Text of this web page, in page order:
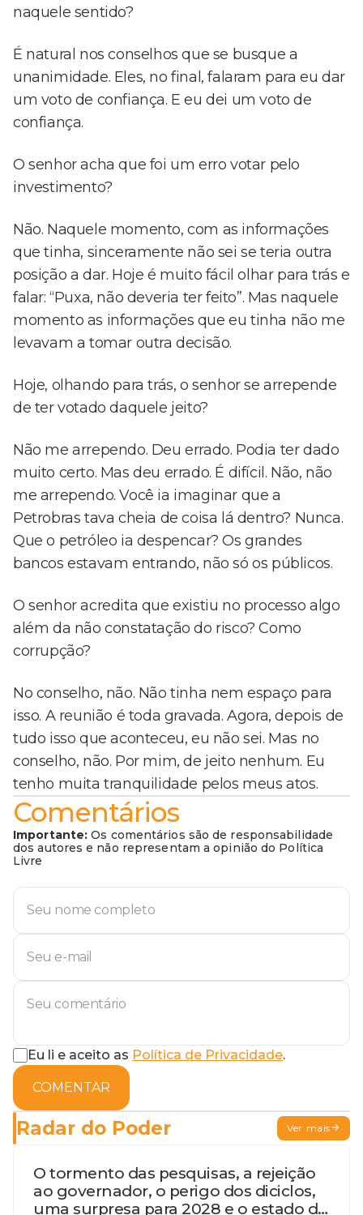
naquele sentido?
É natural nos conselhos que se busque a
unanimidade. Eles, no final, falaram para eu dar
um voto de confiança. E eu dei um voto de
confiança.
O senhor acha que foi um erro votar pelo
investimento?
Não. Naquele momento, com as informações
que tinha, sinceramente não sei se teria outra
posição a dar. Hoje é muito fácil olhar para trás e
falar: “Puxa, não deveria ter feito”. Mas naquele
momento as informações que eu tinha não me
levavam a tomar outra decisão.
Hoje, olhando para trás, o senhor se arrepende
de ter votado daquele jeito?
Não me arrependo. Deu errado. Podia ter dado
muito certo. Mas deu errado. É difícil. Não, não
me arrependo. Você ia imaginar que a
Petrobras tava cheia de coisa lá dentro? Nunca.
Que o petróleo ia despencar? Os grandes
bancos estavam entrando, não só os públicos.
O senhor acredita que existiu no processo algo
além da não constatação do risco? Como
corrupção?
No conselho, não. Não tinha nem espaço para
isso. A reunião é toda gravada. Agora, depois de
tudo isso que aconteceu, eu não sei. Mas no
conselho, não. Por mim, de jeito nenhum. Eu
tenho muita tranquilidade pelos meus atos.
Comentários
Importante: Os comentários são de responsabilidade
dos autores e não representam a opinião do Política
Livre
Eu li e aceito as Política de Privacidade.
COMENTAR
Radar do Poder Ver mais
O tormento das pesquisas, a rejeição
ao governador, o perigo dos diciclos,
uma surpresa para 2028 e o estado de